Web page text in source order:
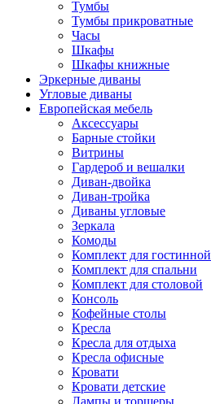
Тумбы
Тумбы прикроватные
Часы
Шкафы
Шкафы книжные
Эркерные диваны
Угловые диваны
Европейская мебель
Аксессуары
Барные стойки
Витрины
Гардероб и вешалки
Диван-двойка
Диван-тройка
Диваны угловые
Зеркала
Комоды
Комплект для гостинной
Комплект для спальни
Комплект для столовой
Консоль
Кофейные столы
Кресла
Кресла для отдыха
Кресла офисные
Кровати
Кровати детские
Лампы и торшеры